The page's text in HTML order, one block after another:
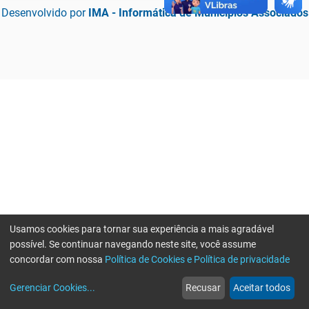
Desenvolvido por IMA - Informática de Municípios Associados
web
Notícias
more_horiz
Mais
Usamos cookies para tornar sua experiência a mais agradável
possível. Se continuar navegando neste site, você assume
concordar com nossa Política de Cookies e Política de privacidade
Gerenciar Cookies... Recusar Aceitar todos
Erro ao enviar informações, por favor tente novamente